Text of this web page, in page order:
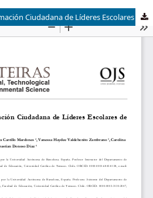
Concepciones sobre Formación Ciudadana de Líderes Escolares de La Araucanía, Chile